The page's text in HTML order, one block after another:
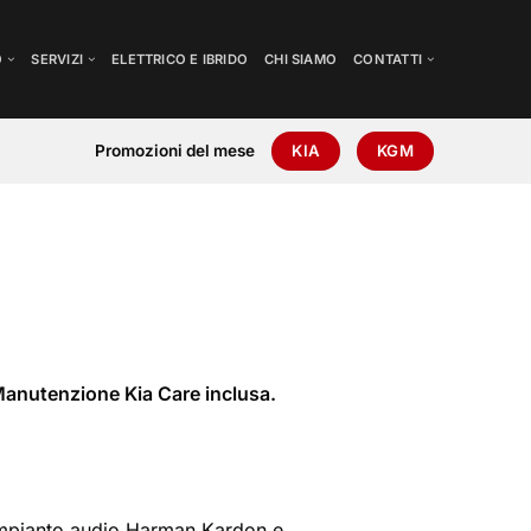
SERVIZI ELETTRICO E IBRIDO CHI SIAMO CONTATTI
Promozioni del mese KIA KGM
Kia Care inclusa.